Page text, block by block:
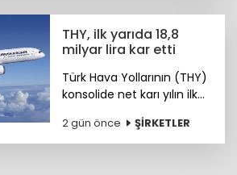
THY, ilk yarıda 18,8
milyar lira kar etti
Türk Hava Yollarının (THY)
konsolide net karı yılın ilk
milyon lira oldu.
2 gün önce ŞİRKETLER